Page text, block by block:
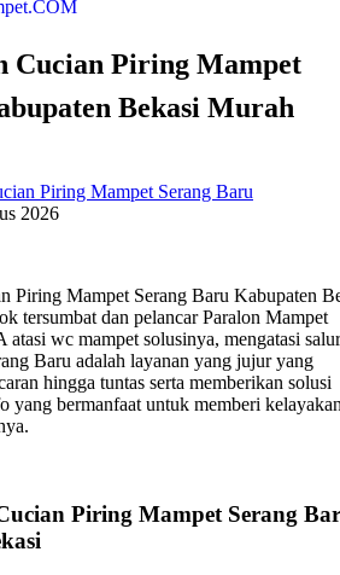
Cucian Piring Mampet
Bekasi Murah
Piring Mampet Serang Baru
2026
Piring Mampet Serang Baru Kabupaten
tersumbat dan pelancar Paralon Mampet
wc mampet solusinya, mengatasi
Baru adalah layanan yang jujur yang
hingga tuntas serta memberikan solusi
yang bermanfaat untuk memberi
Piring Mampet Serang